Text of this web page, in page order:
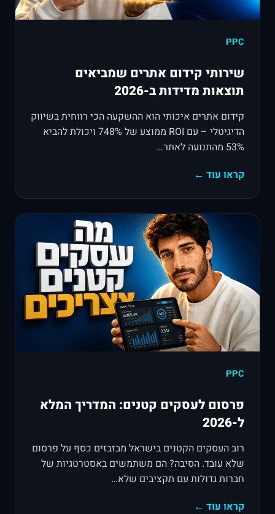
PPC
שירותי קידום אתרים שמביאים
תוצאות מדידות ב-2026
קידום אתרים איכותי הוא ההשקעה הכי רווחית בשיווק
הדיגיטלי – עם ROI ממוצע של 748% ויכולת להביא
53% מהתנועה לאתר…
קראו עוד ←
PPC
פרסום לעסקים קטנים: המדריך המלא
ל-2026
רוב העסקים הקטנים בישראל מבזבזים כסף על פרסום
שלא עובד. הסיבה? הם משתמשים באסטרטגיות של
חברות גדולות עם תקציבים שלא…
קראו עוד ←